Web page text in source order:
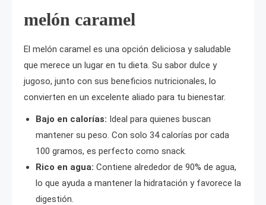
melón caramel
El melón caramel es una opción deliciosa y saludable
que merece un lugar en tu dieta. Su sabor dulce y
jugoso, junto con sus beneficios nutricionales, lo
convierten en un excelente aliado para tu bienestar.
Bajo en calorías: Ideal para quienes buscan
mantener su peso. Con solo 34 calorías por cada
100 gramos, es perfecto como snack.
Rico en agua: Contiene alrededor de 90% de agua,
lo que ayuda a mantener la hidratación y favorece la
digestión.